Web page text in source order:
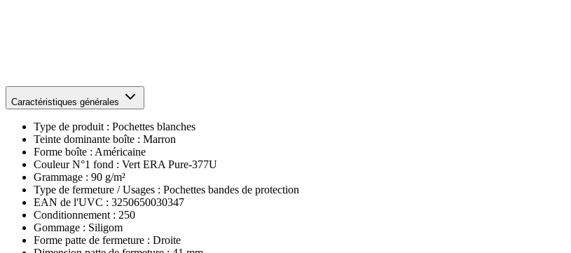
Caractéristiques générales
Type de produit : Pochettes blanches
Teinte dominante boîte : Marron
Forme boîte : Américaine
Couleur N°1 fond : Vert ERA Pure-377U
Grammage : 90 g/m²
Type de fermeture / Usages : Pochettes bandes de protection
EAN de l'UVC : 3250650030347
Conditionnement : 250
Gommage : Siligom
Forme patte de fermeture : Droite